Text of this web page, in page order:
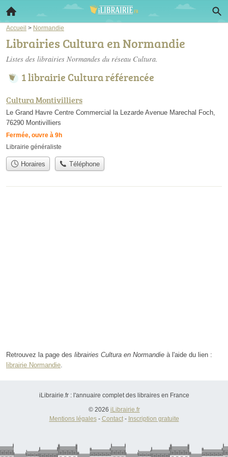
Accueil > Normandie
Librairies Cultura en Normandie
Listes des librairies Normandes du réseau Cultura.
1 librairie Cultura référencée
Cultura Montivilliers
Le Grand Havre Centre Commercial la Lezarde Avenue Marechal Foch,
76290 Montivilliers
Fermée, ouvre à 9h
Librairie généraliste
Horaires Téléphone
Retrouvez la page des librairies Cultura en Normandie à l'aide du lien :
librairie Normandie.
iLibrairie.fr : l'annuaire complet des libraires en France
© 2026 iLibrairie.fr
Mentions légales- Contact- Inscription gratuite